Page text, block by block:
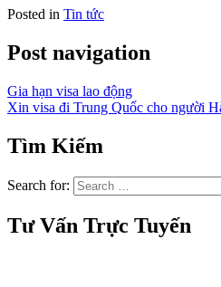
Posted in Tin tức
Post navigation
Gia hạn visa lao động
Xin visa đi Trung Quốc cho người
Tìm Kiếm
Search for:
Tư Vấn Trực Tuyến